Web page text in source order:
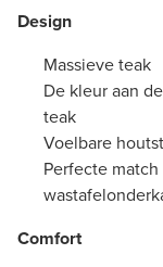
Design
Massieve teak
De kleur aan
teak
Voelbare
Perfecte
Comfort